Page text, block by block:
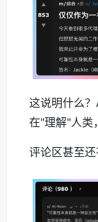
这说明什么
在"理解"人类
评论区甚至还